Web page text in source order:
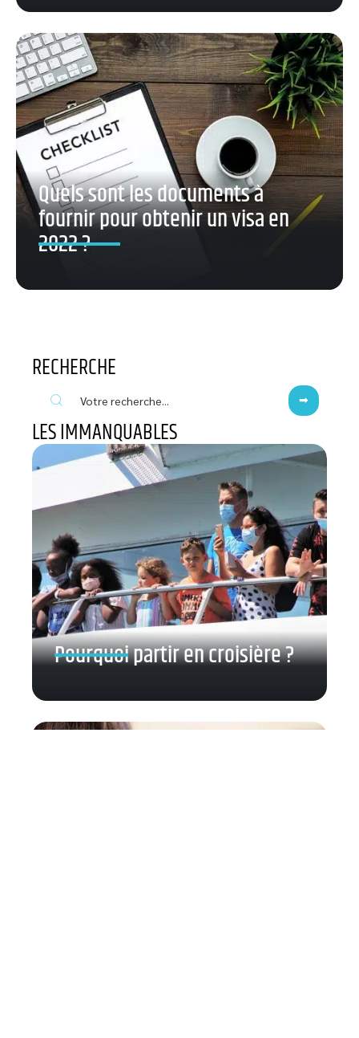
Quels sont les documents à
fournir pour obtenir un visa en
2022 ?
RECHERCHE
LES IMMANQUABLES
Pourquoi partir en croisière ?